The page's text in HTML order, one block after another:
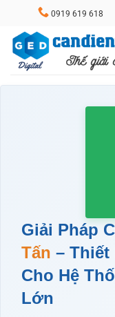
content
0919 619 618
Giải Pháp
Tấn –
Cho Hệ
Lớn